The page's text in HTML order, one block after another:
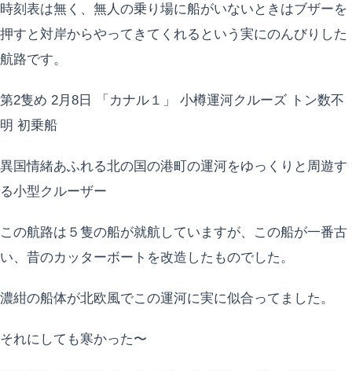
時刻表は無く、無人の乗り場に船がいないときはブザーを
押すと対岸からやってきてくれるという実にのんびりした
航路です。
第2隻め 2月8日 「カナル１」 小樽運河クルーズ トン数不
明 初乗船
異国情緒あふれる北の国の港町の運河をゆっくりと周遊す
る小型クルーザー
この航路は５隻の船が就航していますが、この船が一番古
い、昔のカッターボートを改造したものでした。
濃紺の船体が北欧風でこの運河に実に似合ってました。
それにしても寒かった〜